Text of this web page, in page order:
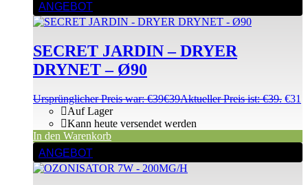
ANGEBOT
SECRET JARDIN – DRYER
DRYNET – Ø90
Ursprünglicher Preis war: €39€39Aktueller Preis ist: €39. €31
Auf Lager
Kann heute versendet werden
In den Warenkorb
ANGEBOT